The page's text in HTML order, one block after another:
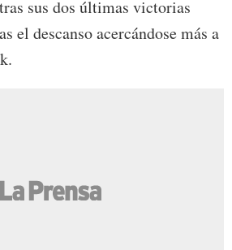
sus dos últimas victorias
el descanso acercándose más a